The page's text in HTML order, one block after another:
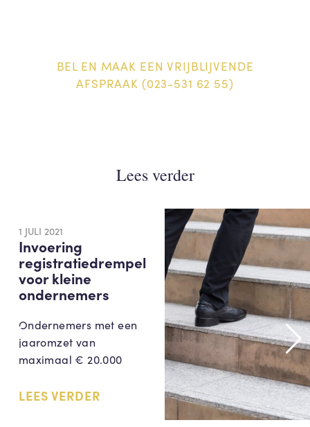
BEL EN MAAK EEN VRIJBLIJVENDE
AFSPRAAK (023-531 62 55)
Lees verder
1 JULI 2021
Invoering
registratiedrempel
voor kleine
ondernemers
Ondernemers met een
jaaromzet van
maximaal € 20.000
LEES VERDER